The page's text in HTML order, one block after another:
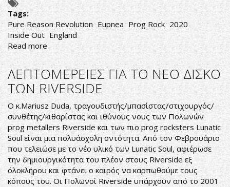
Tags:
Pure Reason Revolution Eupnea Prog Rock 2020
Inside Out England
Read more about
ΜΟΝΤΕΡΝΟ
ΑΤΜΟΣΦΑΙΡΙΚΟ
PROG
ROCK
ΛΕΠΤΟΜΕΡΕΙΕΣ ΓΙΑ ΤΟ ΝΕΟ ΔΙΣΚΟ
ΤΩΝ RIVERSIDE
Ο κ.Mariusz Duda, τραγουδιστής/μπασίστας/στιχουργός/
συνθέτης/κιθαρίστας και ιθύνους νους των Πολωνών
prog metallers Riverside και των πιο prog rocksters Lunatic
Soul είναι μια πολυάσχολη οντότητα. Από τον Φεβρουάριο
που τελειώσε με το νέο υλικό των Lunatic Soul, αφιέρωσε
την δημιουργικότητα του πλέον στους Riverside εξ
όλοκλήρου και φτάνει ο καιρός να καρπωθούμε τους
κόπους του. Οι Πολωνοί Riverside υπάρχουν από το 2001